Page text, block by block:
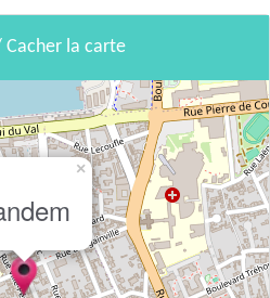
la carte
×